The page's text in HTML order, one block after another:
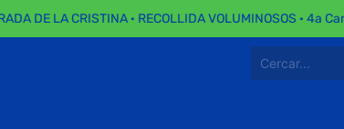
LA CRISTINA · RECOLLIDA VOLUMINOSOS · 4a